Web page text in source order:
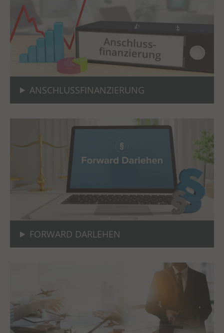
ANSCHLUSSFINANZIERUNG
FORWARD DARLEHEN